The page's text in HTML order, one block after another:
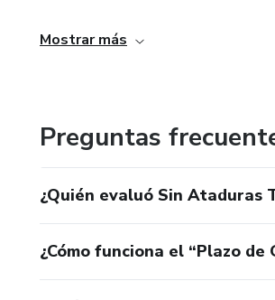
🌟 De la
👩‍💻 Diseñado por profesionales
Mostrar más
Preguntas
¿Quién evaluó Sin Ataduras
¿Cómo funciona el “Plazo de